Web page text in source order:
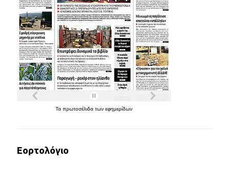
Τα πρωτοσέλιδα των εφημερίδων
Εορτολόγιο